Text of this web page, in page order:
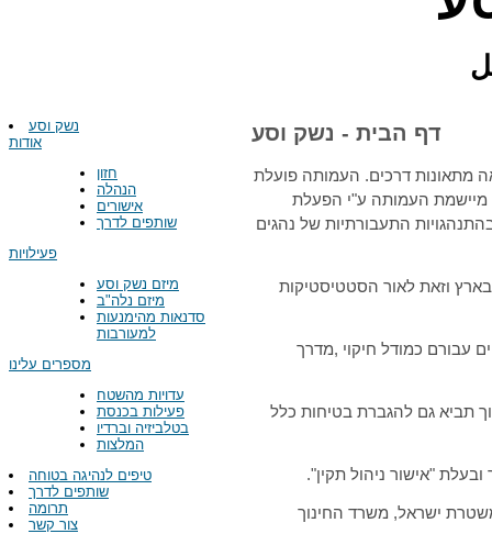
נשק וסע
אודות
חזון
הנהלה
אישורים
שותפים לדרך
פעילויות
מיזם נשק וסע
מיזם נלה"ב
סדנאות מהימנעות
למעורבות
מספרים עלינו
עדויות מהשטח
פעילות בכנסת
בטלביזיה וברדיו
המלצות
טיפים לנהיגה בטוחה
שותפים לדרך
תרומה
צור קשר
דף הבית - נשק וסע
מתאונות דרכים. העמותה פועלת
מיישמת העמותה ע"י הפעלת
התעבורתיות של נהגים
וזאת לאור הסטטיסטיקות
עבורם כמודל חיקוי ,מדרך
תביא גם להגברת בטיחות כלל
ישראל, משרד החינוך